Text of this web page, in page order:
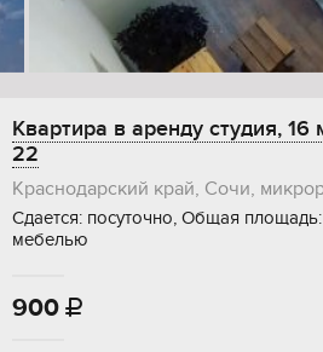
Квартира в аренду студия,
22
Краснодарский край, Сочи,
Сдается: посуточно, Общая
мебелью
900 